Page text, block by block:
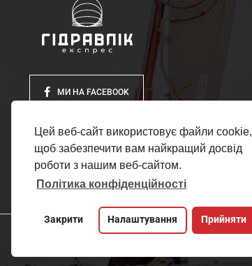
Цей веб-сайт використовує файли cookie,
щоб забезпечити вам найкращий досвід
роботи з нашим веб-сайтом.
Політика конфіденційності
Закрити Налаштування Прийняти
МИ НА FACEBOOK